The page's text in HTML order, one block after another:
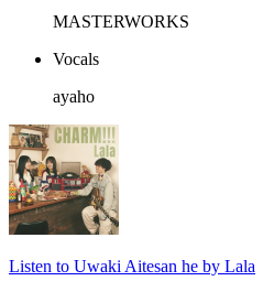
MASTERWORKS
Vocals
ayaho
Listen to Uwaki Aitesan he by Lala